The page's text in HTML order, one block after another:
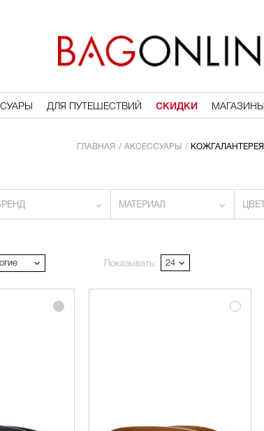
ДЛЯ ПУТЕШЕСТВИЙ СКИДКИ МАГАЗИНЫ
ГЛАВНАЯ АКСЕССУАРЫ КОЖГАЛАНТЕРЕЯ
МАТЕРИАЛ ЦВЕТ
Показывать: 24